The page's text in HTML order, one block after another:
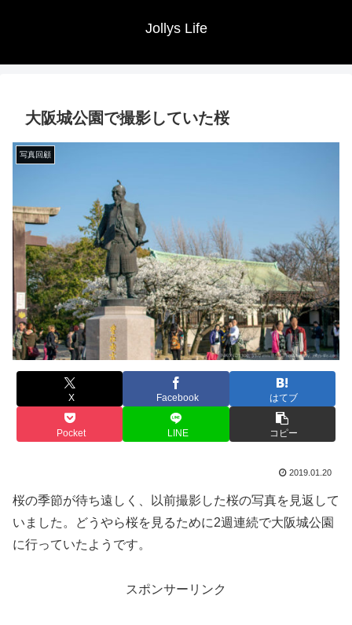
Jollys Life
大阪城公園で撮影していた桜
写真回顧
X Facebook はてブ
Pocket LINE コピー
2019.01.20
桜の季節が待ち遠しく、以前撮影した桜の写真を見返して
いました。どうやら桜を見るために2週連続で大阪城公園
に行っていたようです。
スポンサーリンク